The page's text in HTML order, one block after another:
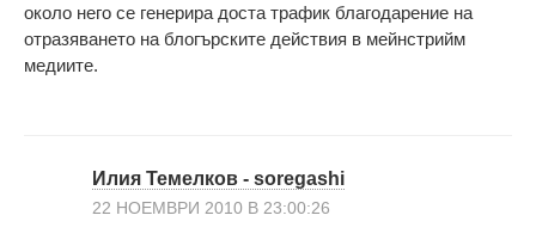
около него се генерира доста трафик благодарение на
отразяването на блогърските действия в мейнстрийм
медиите.
Илия Темелков - soregashi
22 НОЕМВРИ 2010 В 23:00:26